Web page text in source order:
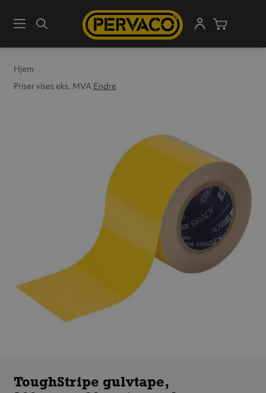
MenySøk
Hjem
Priser vises eks. MVA Endre
100 mm x 30 meter,
ToughStripe gulvtape,